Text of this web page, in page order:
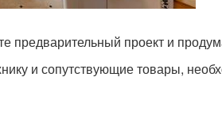
предварительный проект и
и сопутствующие товары,